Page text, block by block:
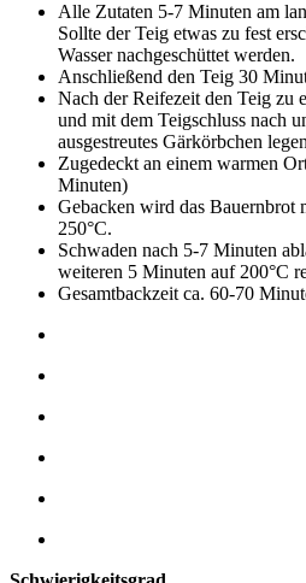
Alle Zutaten 5-7 Minuten am
Sollte der Teig etwas zu fest
Wasser nachgeschüttet werden.
Anschließend den Teig 30
Nach der Reifezeit den Teig zu
und mit dem Teigschluss nach
ausgestreutes Gärkörbchen
Zugedeckt an einem warmen
Minuten)
Gebacken wird das Bauernbrot
250°C.
Schwaden nach 5-7 Minuten
weiteren 5 Minuten auf 200°C
Gesamtbackzeit ca. 60-70